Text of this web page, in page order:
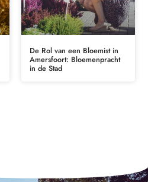
De Rol van een Bloemist in
Amersfoort: Bloemenpracht
in de Stad